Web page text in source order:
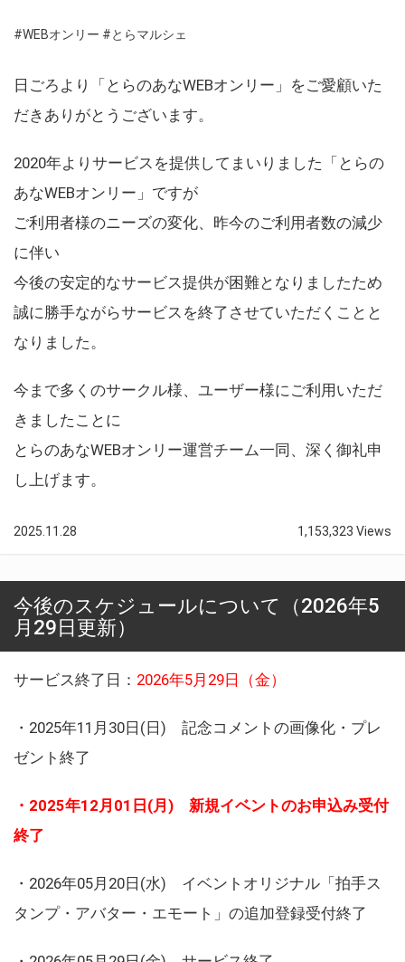
#WEBオンリー #とらマルシェ
日ごろより「とらのあなWEBオンリー」をご愛顧いた
だきありがとうございます。
2020年よりサービスを提供してまいりました「とらの
あなWEBオンリー」ですが
ご利用者様のニーズの変化、昨今のご利用者数の減少
に伴い
今後の安定的なサービス提供が困難となりましたため
誠に勝手ながらサービスを終了させていただくことと
なりました。
今まで多くのサークル様、ユーザー様にご利用いただ
きましたことに
とらのあなWEBオンリー運営チーム一同、深く御礼申
し上げます。
2025.11.28 1,153,323 Views
今後のスケジュールについて（2026年5
月29日更新）
サービス終了日： 2026年5月29日（金）
・2025年11月30日(日) 記念コメントの画像化・プレ
ゼント終了
・2025年12月01日(月) 新規イベントのお申込み受付
終了
・2026年05月20日(水) イベントオリジナル「拍手ス
タンプ・アバター・エモート」の追加登録受付終了